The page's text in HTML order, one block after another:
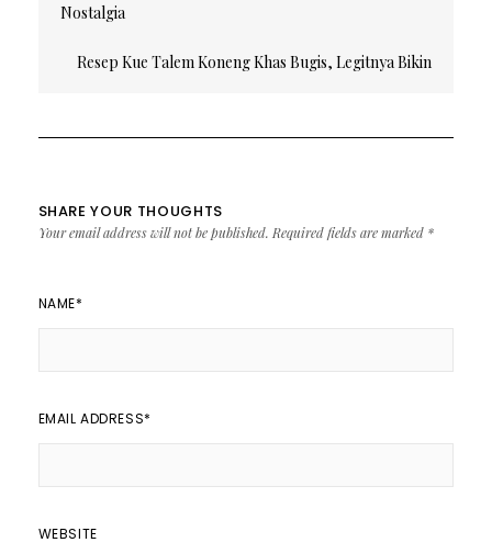
Nostalgia
Resep Kue Talem Koneng Khas Bugis, Legitnya Bikin
SHARE YOUR THOUGHTS
Your email address will not be published. Required fields are marked *
NAME*
EMAIL ADDRESS*
WEBSITE